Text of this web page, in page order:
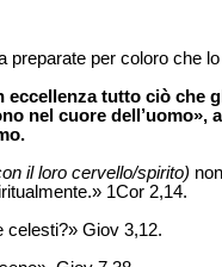
preparate per coloro che
tutto ciò che
nel cuore dell’uomo»,
il loro cervello/spirito)
1Cor 2,14.
celesti?» Giov 3,12.